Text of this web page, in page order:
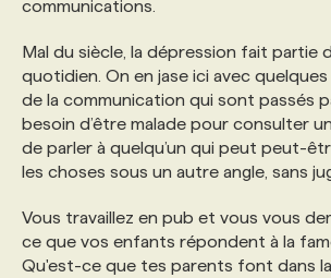
PROGRAMMES DE
FAQ
communications.
Mal du siècle, la dépression fait partie
quotidien. On en jase ici avec
de la communication qui sont passés
besoin d’être malade pour consulter un
de parler à quelqu’un qui peut peut-
les choses sous un autre angle, sans
Vous travaillez en pub et vous vous
ce que vos enfants répondent à la
Qu'est-ce que tes parents font dans la